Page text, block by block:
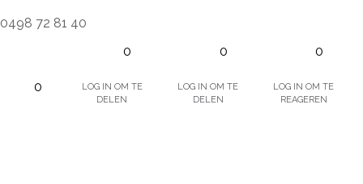
0498 72 81 40
0
0
Log in om te
delen
0
Log in om te
delen
0
Log in om te
reageren